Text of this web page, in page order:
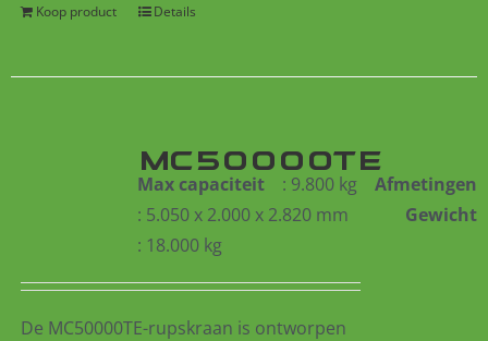
Koop product Details
MC50000TE
Max capaciteit : 9.800 kg
Afmetingen
: 5.050 x 2.000 x 2.820 mm
Gewicht
: 18.000 kg
De MC50000TE-rupskraan is ontworpen